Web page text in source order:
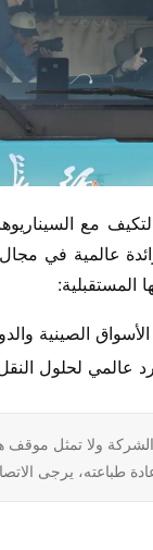
المستقبلية:
الصينية
عالمي لحلول
ولا تمثل موقف
طباعته، يرجى